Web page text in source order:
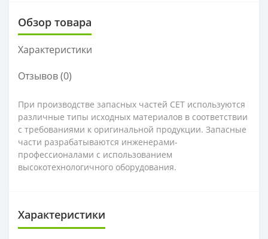
Обзор товара
Характеристики
Отзывов (0)
При производстве запасных частей CET используются
различные типы исходных материалов в соответствии
с требованиями к оригинальной продукции. Запасные
части разрабатываются инженерами-
профессионалами с использованием
высокотехнологичного оборудования.
Характеристики